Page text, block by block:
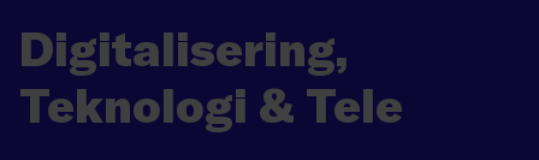
Digitalisering,
Teknologi & Tele